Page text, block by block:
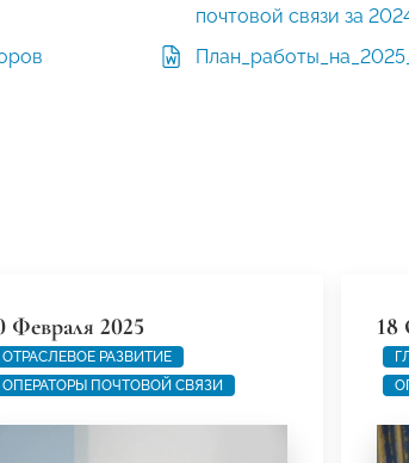
почтовой связи за
Февраля 2025
ОТРАСЛЕВОЕ РАЗВИТИЕ
ОПЕРАТОРЫ ПОЧТОВОЙ СВЯЗИ
18